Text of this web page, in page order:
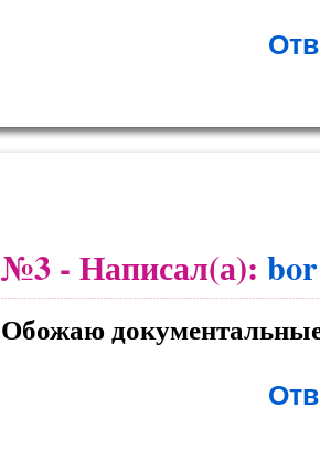
№3 - Написал(а): bor
Обожаю